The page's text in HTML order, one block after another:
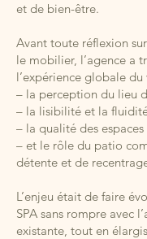
et de bien-être.
Avant toute réflexion
le mobilier, l’agence a
l’expérience globale du
– la perception du lieu
– la lisibilité et la
– la qualité des espaces
– et le rôle du patio
détente et de
L’enjeu était de faire
SPA sans rompre avec
existante, tout en